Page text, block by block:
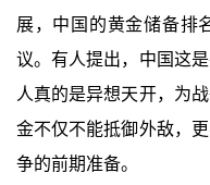
展，中国的黄金储备排
议。有人提出，中国这
人真的是异想天开，为
金不仅不能抵御外敌，
争的前期准备。